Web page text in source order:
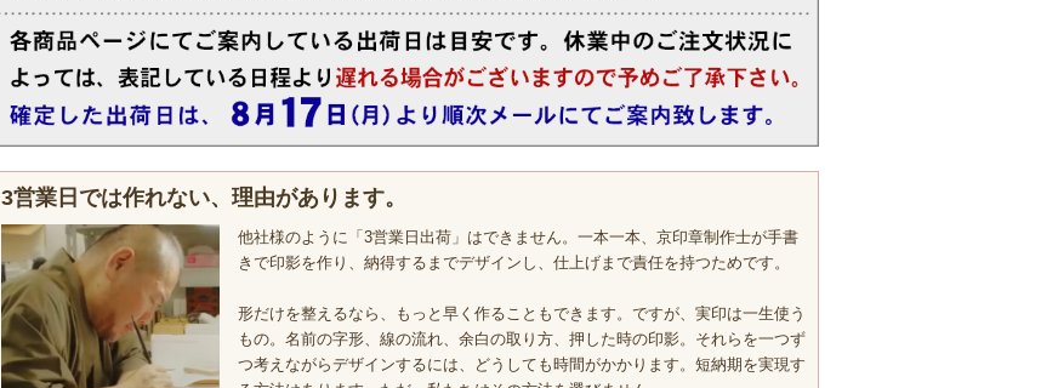
3営業日では作れない、理由があります。
他社様のように「3営業日出荷」はできません。一本一本、京印章制作士が手書
きで印影を作り、納得するまでデザインし、仕上げまで責任を持つためです。
形だけを整えるなら、もっと早く作ることもできます。ですが、実印は一生使う
もの。名前の字形、線の流れ、余白の取り方、押した時の印影。それらを一つず
つ考えながらデザインするには、どうしても時間がかかります。短納期を実現す